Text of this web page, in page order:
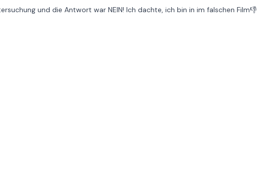
und die Antwort war NEIN! Ich dachte, ich bin in im falschen Film👎